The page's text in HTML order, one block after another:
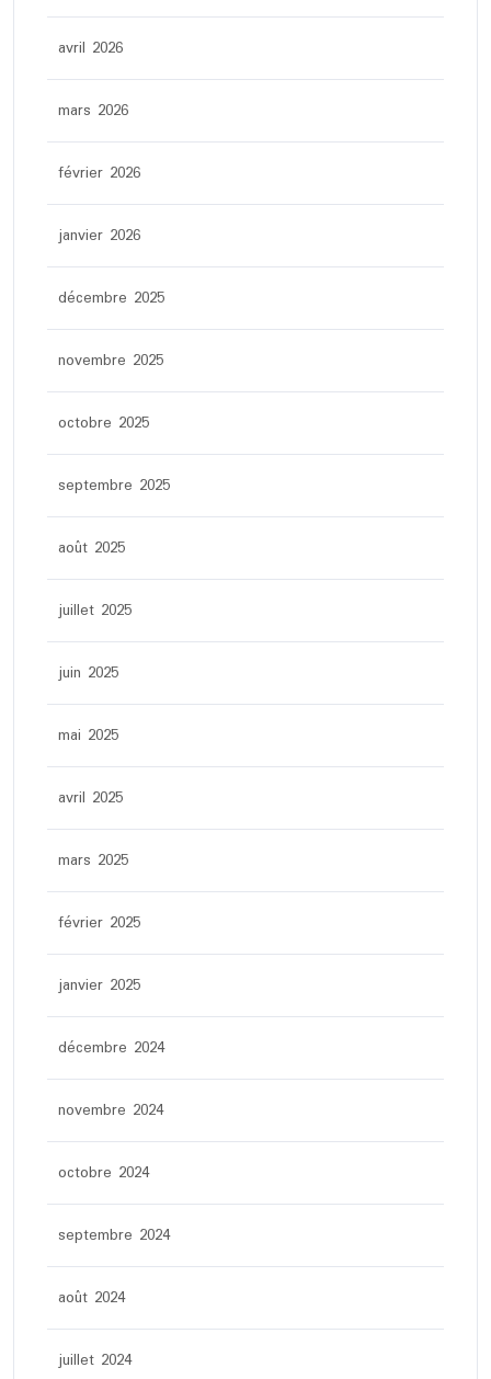
avril 2026
mars 2026
février 2026
janvier 2026
décembre 2025
novembre 2025
octobre 2025
septembre 2025
août 2025
juillet 2025
juin 2025
mai 2025
avril 2025
mars 2025
février 2025
janvier 2025
décembre 2024
novembre 2024
octobre 2024
septembre 2024
août 2024
juillet 2024